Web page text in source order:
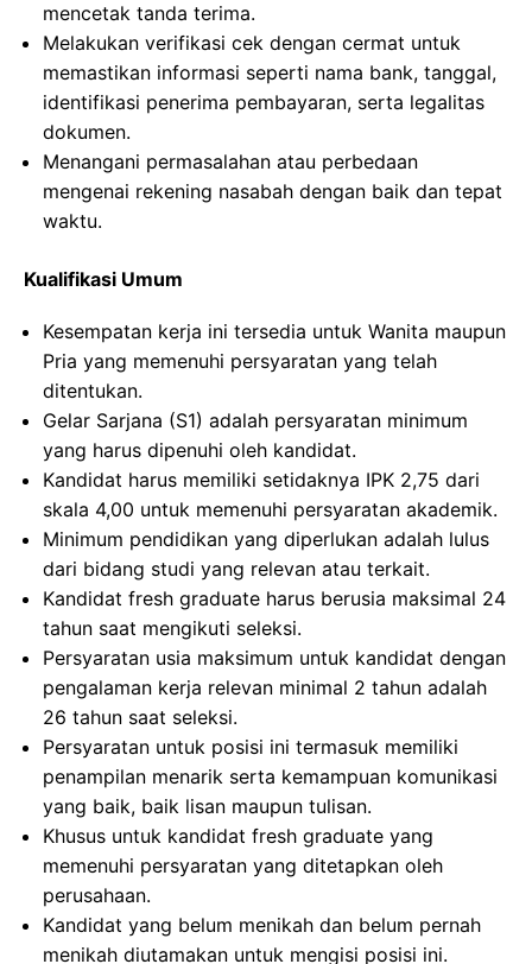
mencetak tanda terima.
Melakukan verifikasi cek dengan cermat untuk
memastikan informasi seperti nama bank, tanggal,
identifikasi penerima pembayaran, serta legalitas
dokumen.
Menangani permasalahan atau perbedaan
mengenai rekening nasabah dengan baik dan tepat
waktu.
Kualifikasi Umum
Kesempatan kerja ini tersedia untuk Wanita maupun
Pria yang memenuhi persyaratan yang telah
ditentukan.
Gelar Sarjana (S1) adalah persyaratan minimum
yang harus dipenuhi oleh kandidat.
Kandidat harus memiliki setidaknya IPK 2,75 dari
skala 4,00 untuk memenuhi persyaratan akademik.
Minimum pendidikan yang diperlukan adalah lulus
dari bidang studi yang relevan atau terkait.
Kandidat fresh graduate harus berusia maksimal 24
tahun saat mengikuti seleksi.
Persyaratan usia maksimum untuk kandidat dengan
pengalaman kerja relevan minimal 2 tahun adalah
26 tahun saat seleksi.
Persyaratan untuk posisi ini termasuk memiliki
penampilan menarik serta kemampuan komunikasi
yang baik, baik lisan maupun tulisan.
Khusus untuk kandidat fresh graduate yang
memenuhi persyaratan yang ditetapkan oleh
perusahaan.
Kandidat yang belum menikah dan belum pernah
menikah diutamakan untuk mengisi posisi ini.